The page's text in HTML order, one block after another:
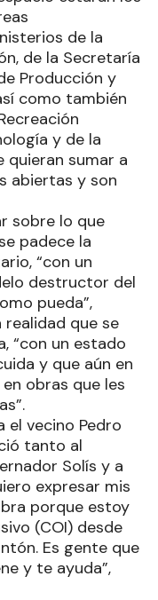
de la
de la Secretaría
Producción y
como también
y de la
quieran sumar a
abiertas y son
sobre lo que
padece la
“con un
destructor del
pueda”,
que se
“con un estado
y que aún en
obras que les
el vecino Pedro
tanto al
Solís y a
expresar mis
porque estoy
(COI) desde
Es gente que
y te ayuda”,